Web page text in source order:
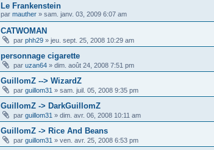
Le Frankenstein
par mauther » sam. janv. 03, 2009 6:07 am
CATWOMAN
par phh29 » jeu. sept. 25, 2008 10:29 am
personnage cigarette
par uzan64 » dim. août 24, 2008 7:51 pm
GuillomZ --> WizardZ
par guillom31 » sam. juil. 05, 2008 9:35 pm
GuillomZ -> DarkGuillomZ
par guillom31 » dim. avr. 06, 2008 10:11 am
GuillomZ -> Rice And Beans
par guillom31 » ven. avr. 25, 2008 6:53 pm